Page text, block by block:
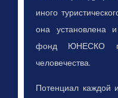
иного
она установлена
фонд ЮНЕСКО
человечества.
Потенциал каждой